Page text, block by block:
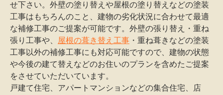
せ下さい。外壁の塗り替えや屋根の塗り替えなどの塗装
工事はもちろんのこと、建物の劣化状況に合わせて最適
な補修工事のご提案が可能です。外壁の張り替え・重ね
張り工事や、
屋根の葺き替え工事 ・重ね葺きなどの塗装
工事以外の補修工事にも対応可能ですので、建物の状態
や今後の建て替えなどのお住いのプランを含めたご提案
をさせていただいています。
戸建て住宅、アパートマンションなどの集合住宅、店